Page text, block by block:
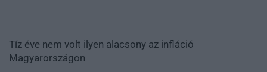
Tíz éve nem volt ilyen alacsony az infláció
Magyarországon